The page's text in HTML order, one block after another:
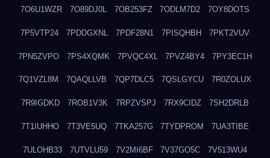
7O6U1WZR 7O89DJ0L 7OB253FZ 7ODLM7D2 7OY8DOTS
7P5VTP24 7PDDGXNL 7PDF28N1 7PISQHBH 7PKT2VUV
7PN5ZVPO 7PS4XQMK 7PVQC4XL 7PVZ4BY4 7PY3EC1H
7Q1VZL8M 7QAQLLVB 7QP7DLC5 7QSLGYCU 7R0ZOLUX
7R9IGDKD 7ROB1V3K 7RPZVSPJ 7RX9CIDZ 7SH2DRLB
7T1IUHHO 7T3VE5UQ 7TKA257G 7TYDPROM 7UA3TIBE
7ULOHB33 7UTVLU59 7V2MI6BF 7V37GO5C 7V513WU4